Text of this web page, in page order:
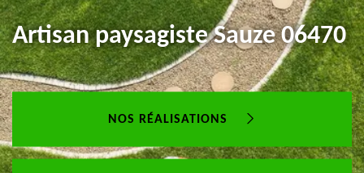
Artisan paysagiste Sauze 06470
NOS RÉALISATIONS